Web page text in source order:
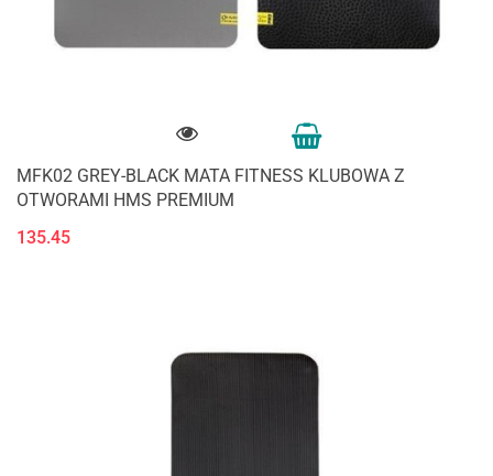
MFK02 GREY-BLACK MATA FITNESS KLUBOWA Z
OTWORAMI HMS PREMIUM
135.45